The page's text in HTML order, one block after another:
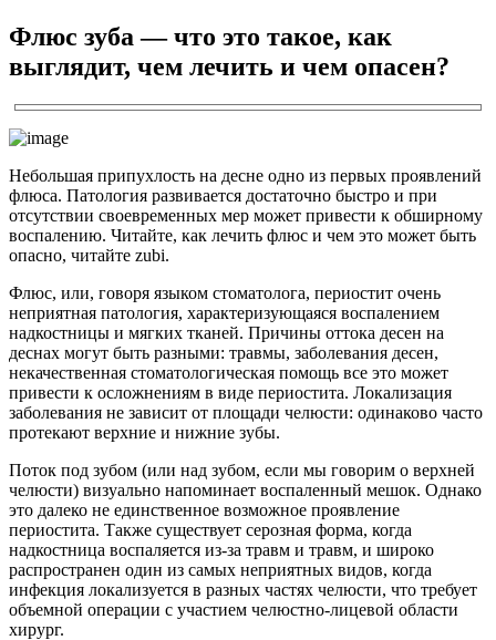
Флюс зуба — что это такое, как
выглядит, чем лечить и чем опасен?
Небольшая припухлость на десне одно из первых проявлений
флюса. Патология развивается достаточно быстро и при
отсутствии своевременных мер может привести к обширному
воспалению. Читайте, как лечить флюс и чем это может быть
опасно, читайте zubi.
Флюс, или, говоря языком стоматолога, периостит очень
неприятная патология, характеризующаяся воспалением
надкостницы и мягких тканей. Причины оттока десен на
деснах могут быть разными: травмы, заболевания десен,
некачественная стоматологическая помощь все это может
привести к осложнениям в виде периостита. Локализация
заболевания не зависит от площади челюсти: одинаково часто
протекают верхние и нижние зубы.
Поток под зубом (или над зубом, если мы говорим о верхней
челюсти) визуально напоминает воспаленный мешок. Однако
это далеко не единственное возможное проявление
периостита. Также существует серозная форма, когда
надкостница воспаляется из-за травм и травм, и широко
распространен один из самых неприятных видов, когда
инфекция локализуется в разных частях челюсти, что требует
объемной операции с участием челюстно-лицевой области
хирург.